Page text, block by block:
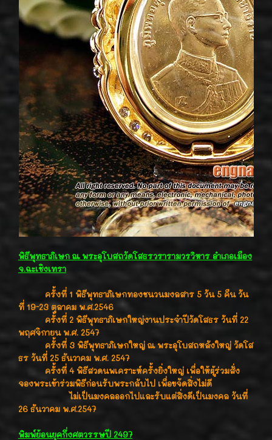
พิธีพุทธาภิเษก ณ พระอุโบสถวัดโสธรวรารามวรวิหาร อำเภอเมือง
จ.ฉะเชิงเทรา
ครั้งที่ 1 พิธีพุทธาภิเษกทองชนวนมงลสาร 5 วัน 5 คืน วัน
ที่ 19-23 ตุลาคม พ.ศ.2546
ครั้งที่ 2 พิธีพุทธาภิเษกใหญ่งานประจำปีวัดโสธร วันที่ 22
พฤศจิกายน พ.ศ. 2547
ครั้งที่ 3 พิธีพุทธาภิเษกใหญ่ ณ พระอุโบสถหลังใหญ่ วัดโส
ธร วันที่ 25 ธันวาคม พ.ศ. 2547
ครั้งที่ 4 พิธีสวดนพเคราะห์ครั้งยิ่งใหญ่ เพื่อให้ผู้ร่วมสั่ง
จองพระเข้าร่วมพิธีก่อนรับพระกลับไป เพื่อขจัดสิ่งไม่ดี
ไม่เป็นมงคลออกไปและรับแต่สิ่งดีเป็นมงคล วันที่
26 ธันวาคม พ.ศ.2547
พิมพ์ย้อนยุคกึ่งศตวรรษปี 2497